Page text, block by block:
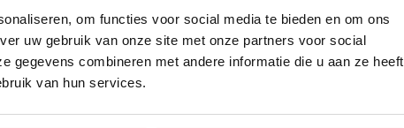
om functies voor social media te bieden en om ons
uw gebruik van onze site met onze partners voor social
gegevens combineren met andere informatie die u aan ze heeft
van hun services.
keuze.Hengelo,
Zwolle en
trainingslocaties